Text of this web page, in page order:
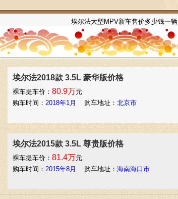
埃尔法大型MPV新车售价多少钱一辆
埃尔法2018款 3.5L 豪华版价格
裸车提车价： 80.9万元
购车时间： 2018年1月 购车地址： 北京市
埃尔法2015款 3.5L 尊贵版价格
裸车提车价： 81.4万元
购车时间： 2015年8月 购车地址： 海南海口市